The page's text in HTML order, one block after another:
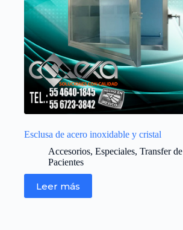
Esclusa de acero inoxidable y cristal
Accesorios, Especiales, Transfer de
Pacientes
Leer más